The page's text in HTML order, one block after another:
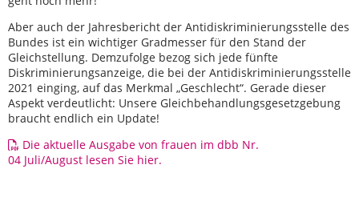
Aber auch der Jahresbericht der Antidiskriminierungsstelle des
Bundes ist ein wichtiger Gradmesser für den Stand der
Gleichstellung. Demzufolge bezog sich jede fünfte
Diskriminierungsanzeige, die bei der Antidiskriminierungsstelle
2021 einging, auf das Merkmal „Geschlecht“. Gerade dieser
Aspekt verdeutlicht: Unsere Gleichbehandlungsgesetzgebung
braucht endlich ein Update!
Die aktuelle Ausgabe von frauen im dbb Nr.
04 Juli/August lesen Sie hier.